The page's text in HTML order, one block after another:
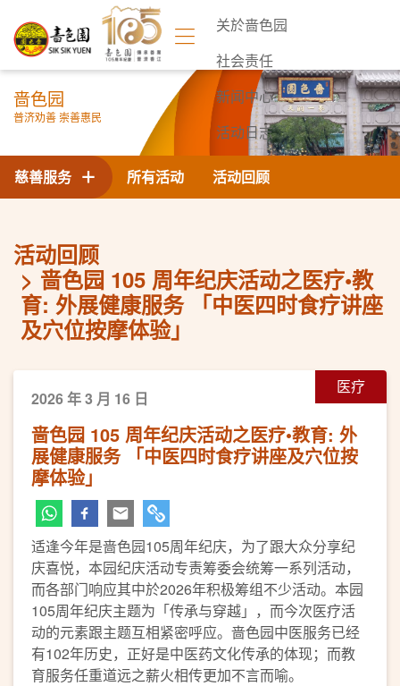
关於啬色园
社会责任
新闻中心
活动日志
联络我们
啬色园
普济劝善 崇善惠民
所有活动 活动回顾
慈善服务
活动回顾
啬色园 105 周年纪庆活动之医疗•教
育: 外展健康服务 「中医四时食疗讲座
及穴位按摩体验」
医疗
2026 年 3 月 16 日
啬色园 105 周年纪庆活动之医疗•教育: 外
展健康服务 「中医四时食疗讲座及穴位按
摩体验」
适逢今年是啬色园105周年纪庆，为了跟大众分享纪
庆喜悦，本园纪庆活动专责筹委会统筹一系列活动，
而各部门响应其中於2026年积极筹组不少活动。本园
105周年纪庆主题为「传承与穿越」，而今次医疗活
动的元素跟主题互相紧密呼应。啬色园中医服务已经
有102年历史，正好是中医药文化传承的体现；而教
育服务任重道远之薪火相传更加不言而喻。